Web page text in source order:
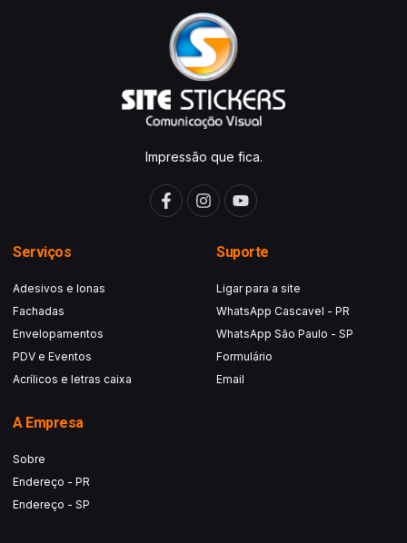
Impressão que fica.
Serviços
Adesivos e lonas
Fachadas
Envelopamentos
PDV e Eventos
Acrílicos e letras caixa
Suporte
Ligar para a site
WhatsApp Cascavel - PR
WhatsApp São Paulo - SP
Formulário
Email
A Empresa
Sobre
Endereço - PR
Endereço - SP